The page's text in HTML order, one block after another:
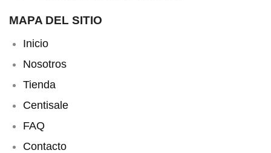
MAPA DEL SITIO
Inicio
Nosotros
Tienda
Centisale
FAQ
Contacto